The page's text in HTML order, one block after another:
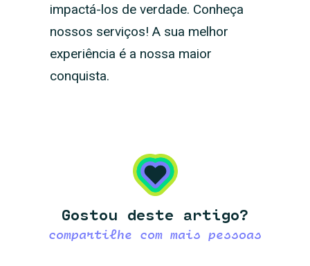
impactá-los de verdade. Conheça
nossos serviços! A sua melhor
experiência é a nossa maior
conquista.
Gostou deste artigo?
compartilhe com mais pessoas